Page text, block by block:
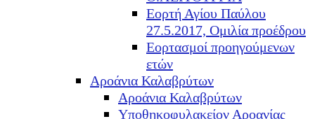
Εορτή Αγίου Παύλου
27.5.2017, Ομιλία προέδρου
Εορτασμοί προηγούμενων
ετών
Αροάνια Καλαβρύτων
Αροάνια Καλαβρύτων
Υποθηκοφυλακείον Αροανίας